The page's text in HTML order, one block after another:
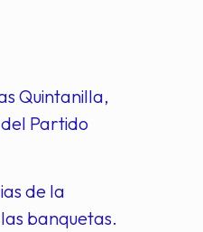
Quintanilla,
Partido
de la
banquetas.